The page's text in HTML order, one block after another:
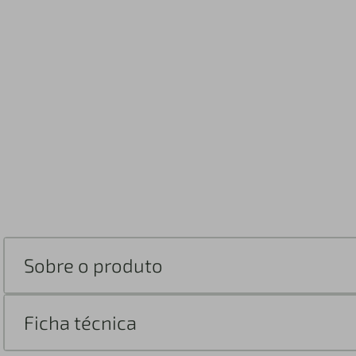
Sobre o produto
Ficha técnica